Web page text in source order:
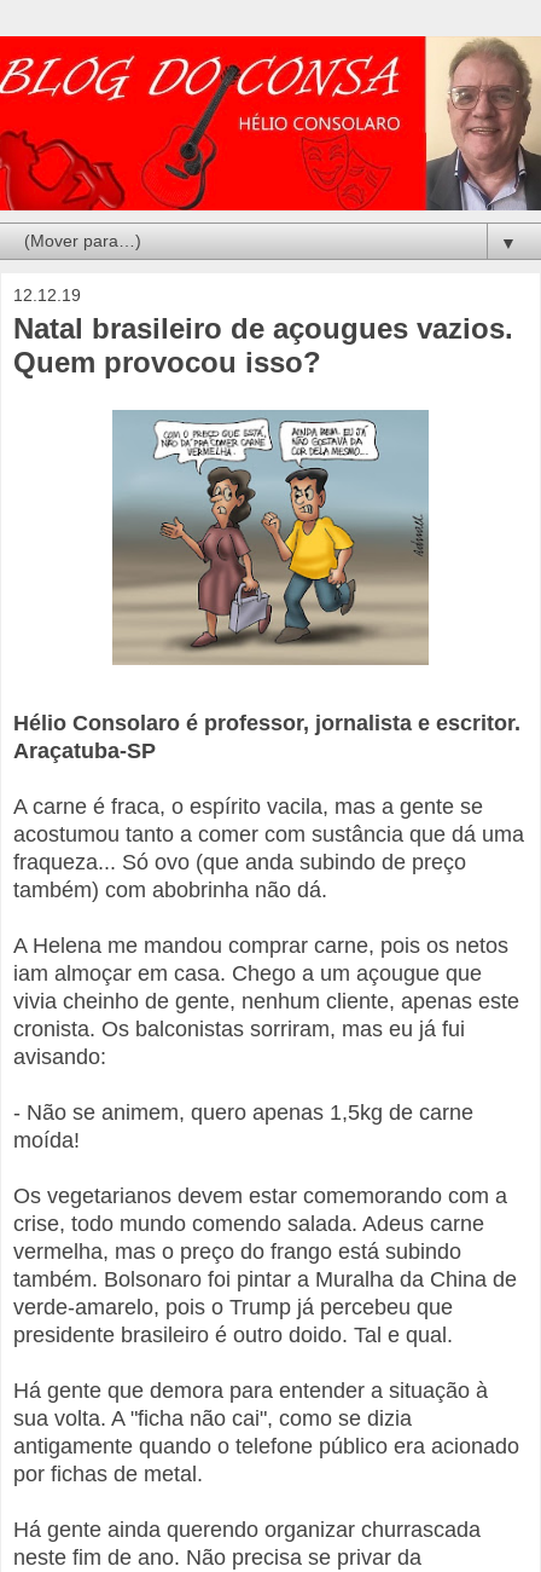
▼
12.12.19
Natal brasileiro de açougues vazios.
Quem provocou isso?
Hélio Consolaro é professor, jornalista e escritor.
Araçatuba-SP
A carne é fraca, o espírito vacila, mas a gente se
acostumou tanto a comer com sustância que dá uma
fraqueza... Só ovo (que anda subindo de preço
também) com abobrinha não dá.
A Helena me mandou comprar carne, pois os netos
iam almoçar em casa. Chego a um açougue que
vivia cheinho de gente, nenhum cliente, apenas este
cronista. Os balconistas sorriram, mas eu já fui
avisando:
- Não se animem, quero apenas 1,5kg de carne
moída!
Os vegetarianos devem estar comemorando com a
crise, todo mundo comendo salada. Adeus carne
vermelha, mas o preço do frango está subindo
também. Bolsonaro foi pintar a Muralha da China de
verde-amarelo, pois o Trump já percebeu que
presidente brasileiro é outro doido. Tal e qual.
Há gente que demora para entender a situação à
sua volta. A "ficha não cai", como se dizia
antigamente quando o telefone público era acionado
por fichas de metal.
Há gente ainda querendo organizar churrascada
neste fim de ano. Não precisa se privar da